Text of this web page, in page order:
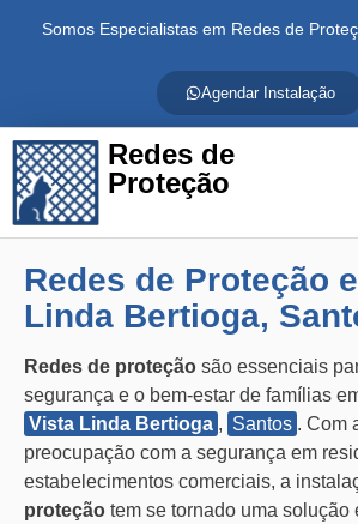
Somos Especialistas em Redes de
Agendar Instalação
Redes de
Proteção
Redes de Proteção
Linda Bertioga,
Redes de proteção são essenciais
segurança e o bem-estar de famílias
Vista Linda Bertioga , Santos . Com
preocupação com a segurança em
estabelecimentos comerciais, a
proteção tem se tornado uma solução